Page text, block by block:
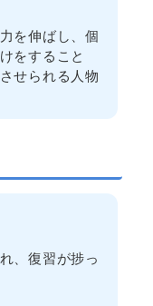
を伸ばし、個
をすること
せられる人物
、復習が捗っ